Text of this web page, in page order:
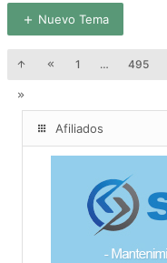
Nuevo Tema
1 … 495
Afiliados